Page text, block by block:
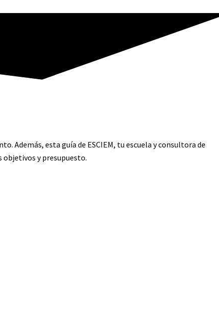
Además, esta guía de ESCIEM, tu escuela y consultora de
y presupuesto.